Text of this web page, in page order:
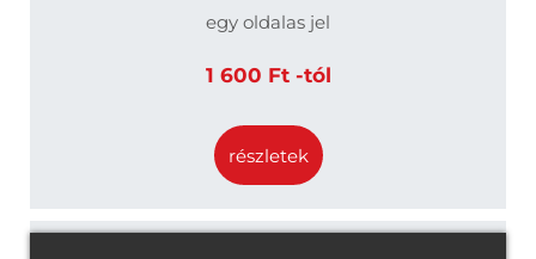
egy oldalas jel
1 600 Ft -tól
részletek